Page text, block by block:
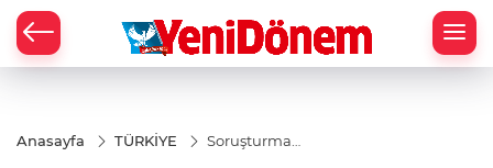
Anasayfa TÜRKİYE
Soruşturma